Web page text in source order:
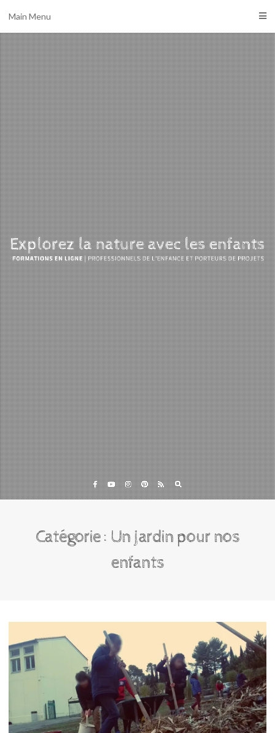
Eveil et Nature
Outils et Formations en ligne pour explorer la nature
avec les enfants
Main Menu
Catégorie : Un jardin pour nos
enfants